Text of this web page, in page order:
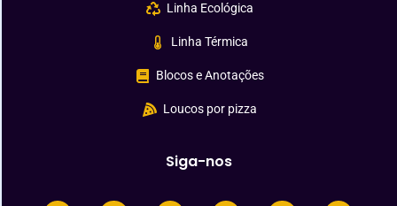
Linha Ecológica
Linha Térmica
Blocos e Anotações
Loucos por pizza
Siga-nos